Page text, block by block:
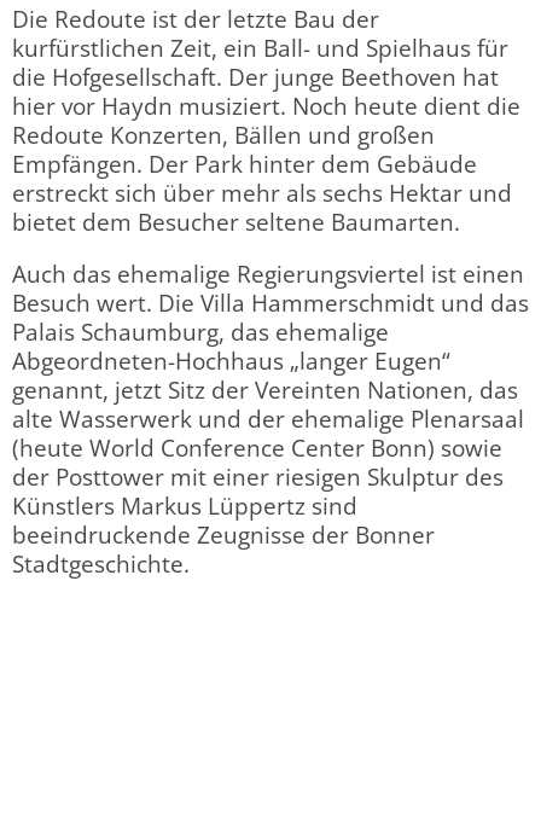
Die Redoute ist der letzte Bau der
kurfürstlichen Zeit, ein Ball- und Spielhaus für
die Hofgesellschaft. Der junge Beethoven hat
hier vor Haydn musiziert. Noch heute dient die
Redoute Konzerten, Bällen und großen
Empfängen. Der Park hinter dem Gebäude
erstreckt sich über mehr als sechs Hektar und
bietet dem Besucher seltene Baumarten.
Auch das ehemalige Regierungsviertel ist einen
Besuch wert. Die Villa Hammerschmidt und das
Palais Schaumburg, das ehemalige
Abgeordneten-Hochhaus „langer Eugen“
genannt, jetzt Sitz der Vereinten Nationen, das
alte Wasserwerk und der ehemalige Plenarsaal
(heute World Conference Center Bonn) sowie
der Posttower mit einer riesigen Skulptur des
Künstlers Markus Lüppertz sind
beeindruckende Zeugnisse der Bonner
Stadtgeschichte.